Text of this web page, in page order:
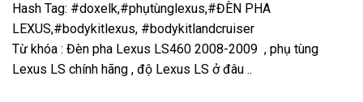
Hash Tag: #doxelk,#phụtùnglexus,#ĐÈN PHA
LEXUS,#bodykitlexus, #bodykitlandcruiser
Từ khóa : Đèn pha Lexus LS460 2008-2009 , phụ tùng
Lexus LS chính hãng , độ Lexus LS ở đâu ..